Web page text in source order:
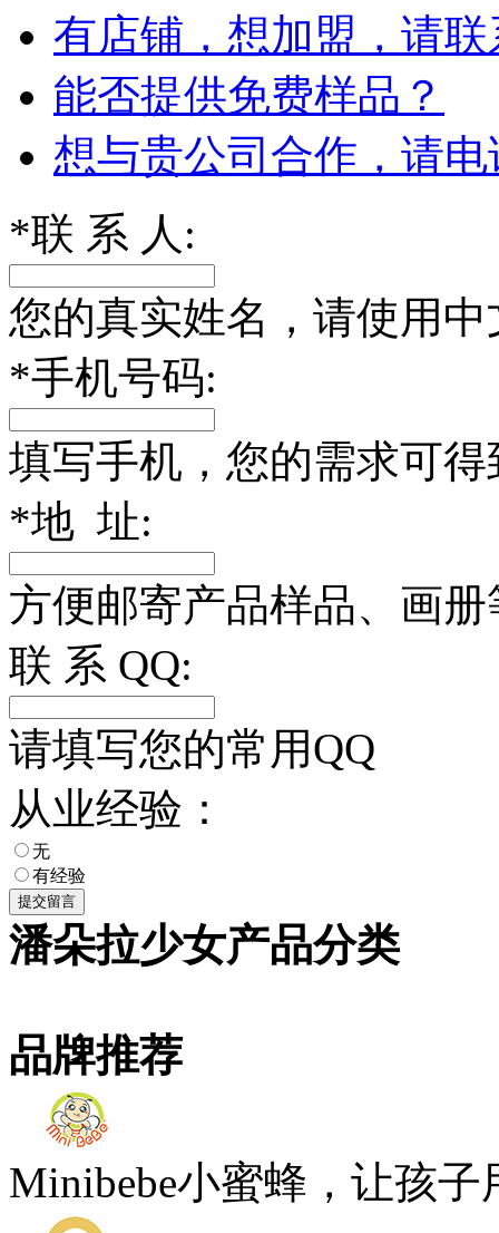
有店铺，想加盟，请
能否提供免费样品？
想与贵公司合作，请
*联 系 人:
您的真实姓名，请使用中
*手机号码:
填写手机，您的需求可
*地 址:
方便邮寄产品样品、画
联 系 QQ:
请填写您的常用QQ
从业经验：
无
有经验
潘朵拉少女产品分类
品牌推荐
Minibebe小蜜蜂，让孩子